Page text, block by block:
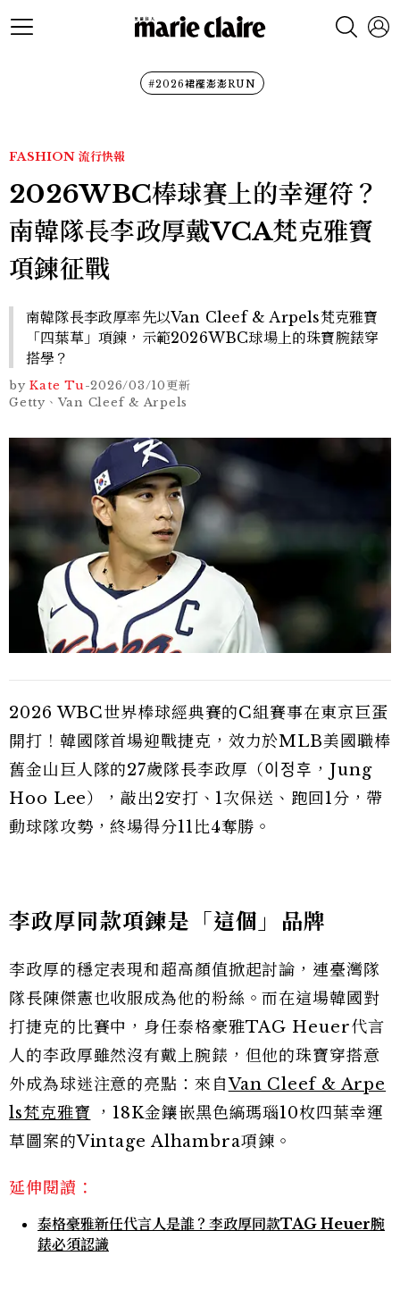
#2026裙襬澎澎RUN
FASHION 流行快報
2026WBC棒球賽上的幸運符？
南韓隊長李政厚戴VCA梵克雅寶
項鍊征戰
南韓隊長李政厚率先以Van Cleef & Arpels梵克雅寶
「四葉草」項鍊，示範2026WBC球場上的珠寶腕錶穿
搭學？
by Kate Tu-2026/03/10更新
Getty、Van Cleef & Arpels
2026 WBC世界棒球經典賽的C組賽事在東京巨蛋
開打！韓國隊首場迎戰捷克，效力於MLB美國職棒
舊金山巨人隊的27歲隊長李政厚（이정후，Jung
Hoo Lee），敲出2安打、1次保送、跑回1分，帶
動球隊攻勢，終場得分11比4奪勝。
李政厚同款項鍊是「這個」品牌
李政厚的穩定表現和超高顏值掀起討論，連臺灣隊
隊長陳傑憲也收服成為他的粉絲。而在這場韓國對
打捷克的比賽中，身任泰格豪雅TAG Heuer代言
人的李政厚雖然沒有戴上腕錶，但他的珠寶穿搭意
外成為球迷注意的亮點：來自Van Cleef & Arpe
ls梵克雅寶 ，18K金鑲嵌黑色縞瑪瑙10枚四葉幸運
草圖案的Vintage Alhambra項鍊。
延伸閱讀：
泰格豪雅新任代言人是誰？李政厚同款TAG Heuer腕
錶必須認識